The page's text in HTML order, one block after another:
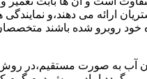
ارائه می دهند،و
روبرو شده باشند
به صورت مستقیم،در روش